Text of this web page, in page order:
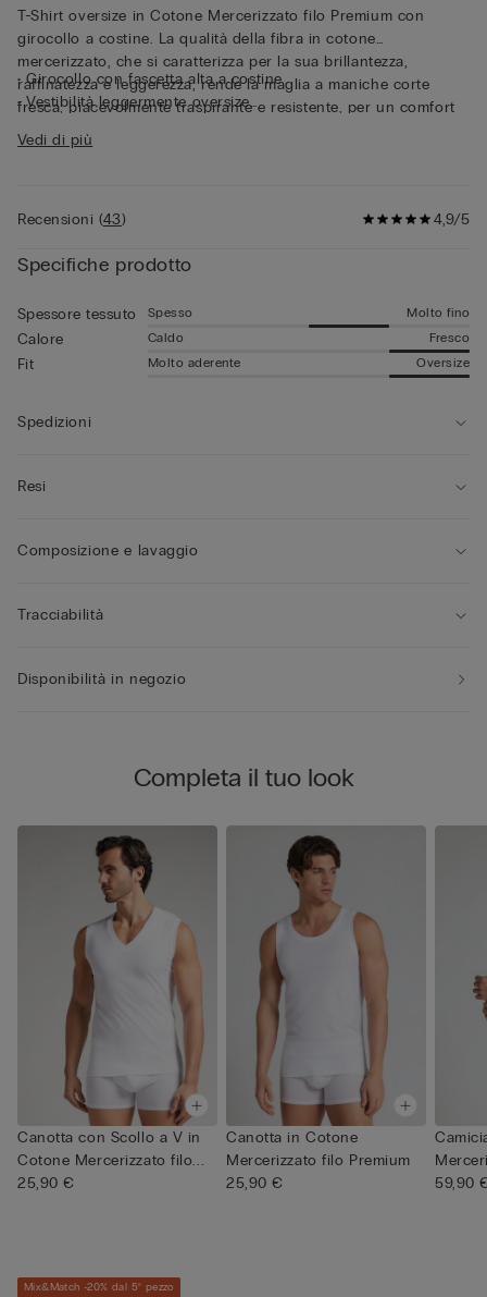
T-Shirt oversize in Cotone Mercerizzato filo Premium con
girocollo a costine. La qualità della fibra in cotone
mercerizzato, che si caratterizza per la sua brillantezza,
raffinatezza e leggerezza, rende la maglia a maniche corte
fresca, piacevolmente traspirante e resistente, per un comfort
impeccabile a contatto con la pelle. Il tessuto sottile e il fit
rilassato rendono questa maglia a maniche corte perfetta come
• Girocollo con fascetta alta a costine
• Vestibilità leggermente oversize
Vedi di più
4,9/5
Recensioni(43)
Specifiche prodotto
Spessore tessuto Spesso Molto fino
Calore Caldo Fresco
Fit Molto aderente Oversize
Spedizioni
Resi
Composizione e lavaggio
Tracciabilità
Disponibilità in negozio
Completa il tuo look
Canotta con Scollo a V in
Cotone Mercerizzato filo...
25,90 €
Canotta in Cotone
Mercerizzato filo Premium
25,90 €
filo P...
59,90
Mix&Match -20% dal 5° pezzo